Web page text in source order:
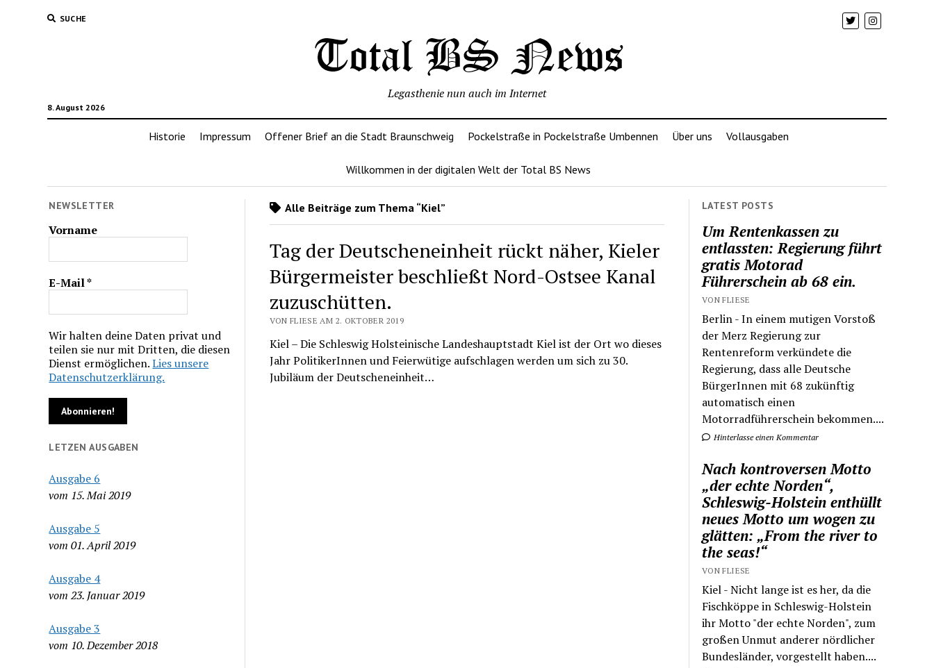
SUCHE
8. August 2026
Legasthenie nun auch im Internet
Historie Impressum Offener Brief an die Stadt Braunschweig Pockelstraße in Pockelstraße Umbennen Über uns Vollausgaben
Willkommen in der digitalen Welt der Total BS News
NEWSLETTER
Vorname
E-Mail*
Wir halten deine Daten privat und
teilen sie nur mit Dritten, die diesen
Dienst ermöglichen.Lies unsere
Datenschutzerklärung.
LETZEN AUSGABEN
Ausgabe 6
vom 15. Mai 2019
Ausgabe 5
vom 01. April 2019
Ausgabe 4
vom 23. Januar 2019
Ausgabe 3
vom 10. Dezember 2018
Alle Beiträge zum Thema “Kiel”
Tag der Deutscheneinheit rückt näher, Kieler
Bürgermeister beschließt Nord-Ostsee Kanal
zuzuschütten.
VON FLIESE AM 2. OKTOBER 2019
Kiel – Die Schleswig Holsteinische Landeshauptstadt Kiel ist der Ort wo dieses
Jahr PolitikerInnen und Feierwütige aufschlagen werden um sich zu 30.
Jubiläum der Deutscheneinheit…
LATEST POSTS
Um Rentenkassen zu
entlassten: Regierung führt
gratis Motorad
Führerschein ab 68 ein.
VON FLIESE
Berlin - In einem mutigen Vorstoß
der Merz Regierung zur
Rentenreform verkündete die
Regierung, dass alle Deutsche
BürgerInnen mit 68 zukünftig
automatisch einen
Motorradführerschein bekommen....
Hinterlasse einen Kommentar
Nach kontroversen Motto
„der echte Norden“,
Schleswig-Holstein enthüllt
neues Motto um wogen zu
glätten: „From the river to
the seas!“
VON FLIESE
Kiel - Nicht lange ist es her, da die
Fischköppe in Schleswig-Holstein
ihr Motto "der echte Norden", zum
großen Unmut anderer nördlicher
Bundesländer, vorgestellt haben....